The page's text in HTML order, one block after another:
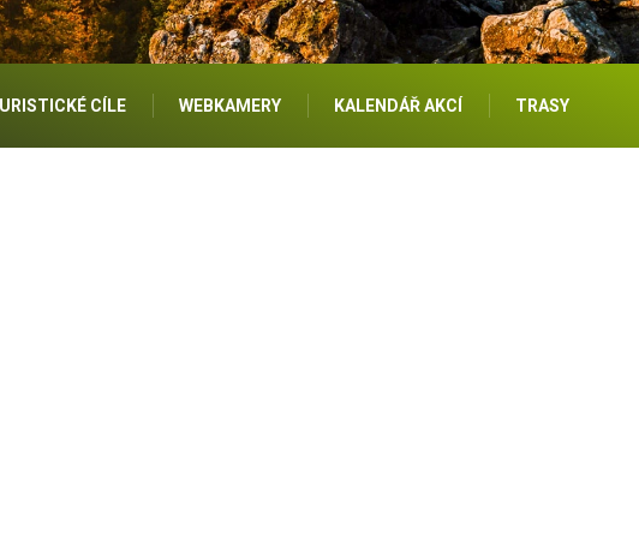
CÍLE WEBKAMERY KALENDÁŘ AKCÍ TRASY